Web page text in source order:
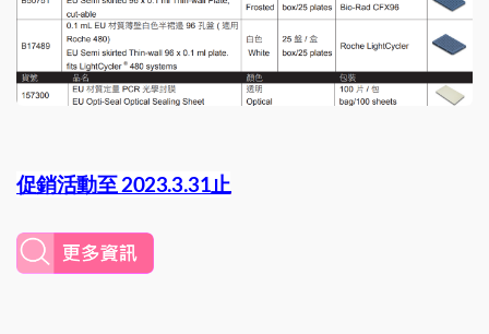
促銷活動至 2023.3.31止